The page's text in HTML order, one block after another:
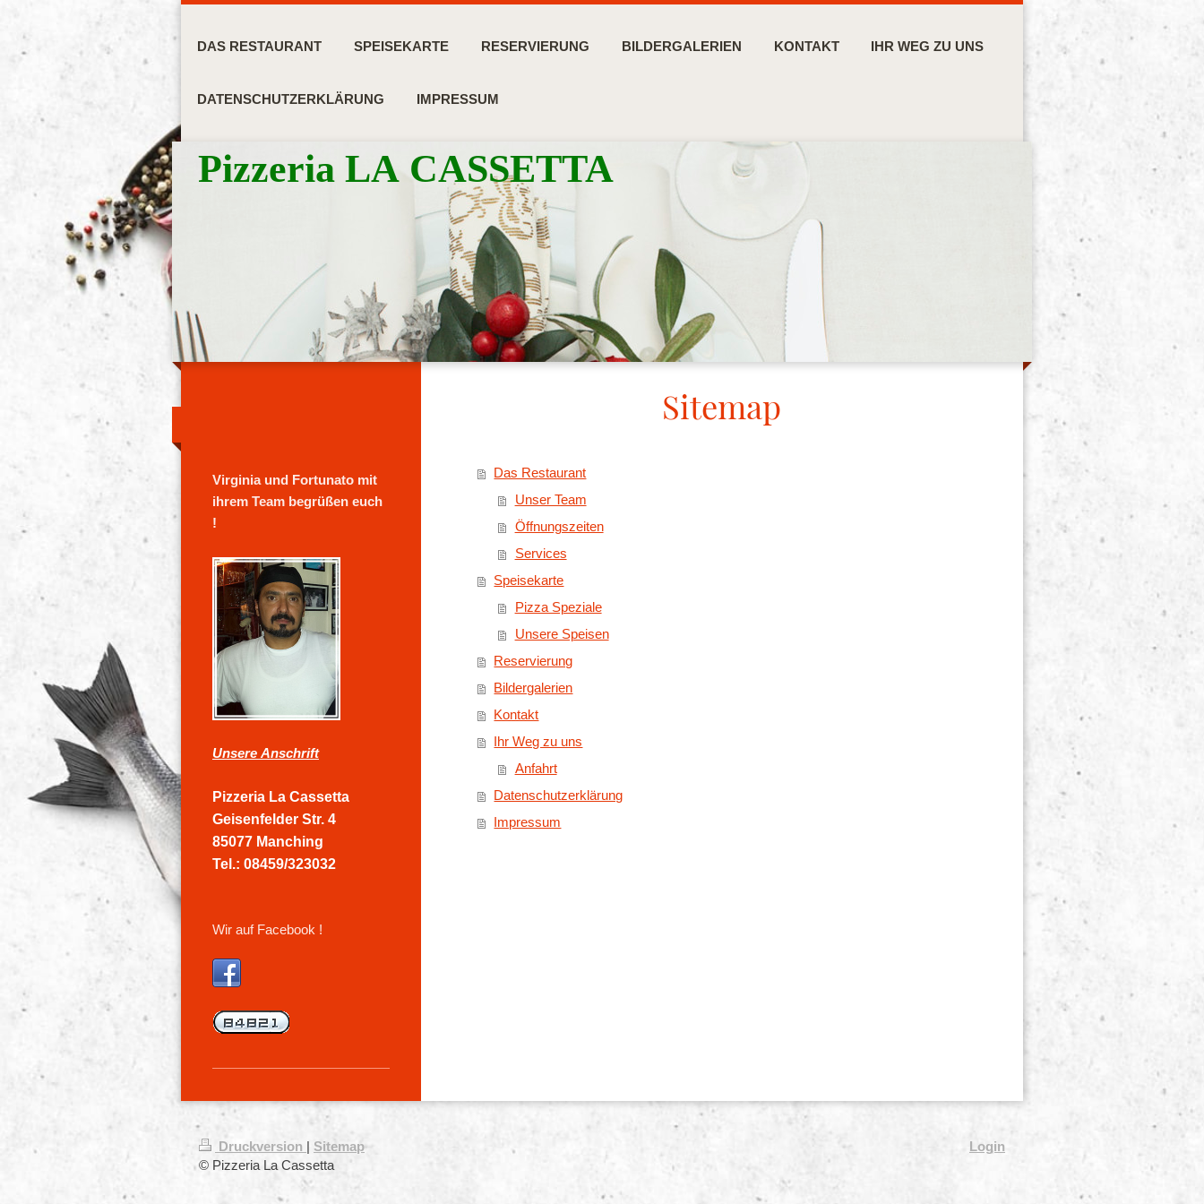
DAS RESTAURANT SPEISEKARTE RESERVIERUNG BILDERGALERIEN KONTAKT IHR WEG ZU UNS
DATENSCHUTZERKLÄRUNG IMPRESSUM
Pizzeria LA CASSETTA
Sitemap
Das Restaurant
Unser Team
Öffnungszeiten
Services
Speisekarte
Pizza Speziale
Unsere Speisen
Reservierung
Bildergalerien
Kontakt
Ihr Weg zu uns
Anfahrt
Datenschutzerklärung
Impressum
Virginia und Fortunato mit
ihrem Team begrüßen euch
!
Unsere Anschrift
Pizzeria La Cassetta
Geisenfelder Str. 4
85077 Manching
Tel.: 08459/323032
Wir auf Facebook !
Druckversion | Sitemap
© Pizzeria La Cassetta
Login